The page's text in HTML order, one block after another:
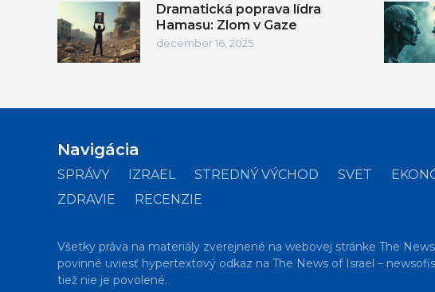
Dramatická poprava lídra
Hamasu: Zlom v Gaze
december 16, 2025
Navigácia
SPRÁVY IZRAEL STREDNÝ VÝCHOD SVET
ZDRAVIE
RECENZIE
Všetky práva na materiály zverejnené na webovej stránke The
povinné uviesť hypertextový odkaz na The News of Israel –
tiež nie je povolené.